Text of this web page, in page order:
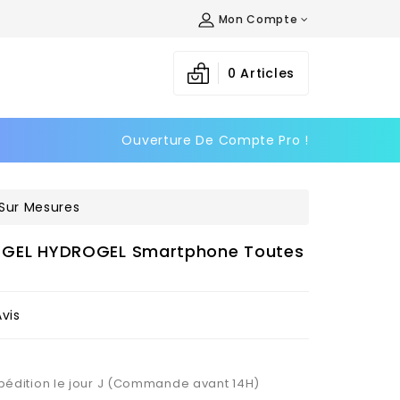
Mon Compte
0 Articles
Ouverture De Compte Pro !
Mesures
HYDROGEL Smartphone Toutes
le jour J (Commande avant 14H)